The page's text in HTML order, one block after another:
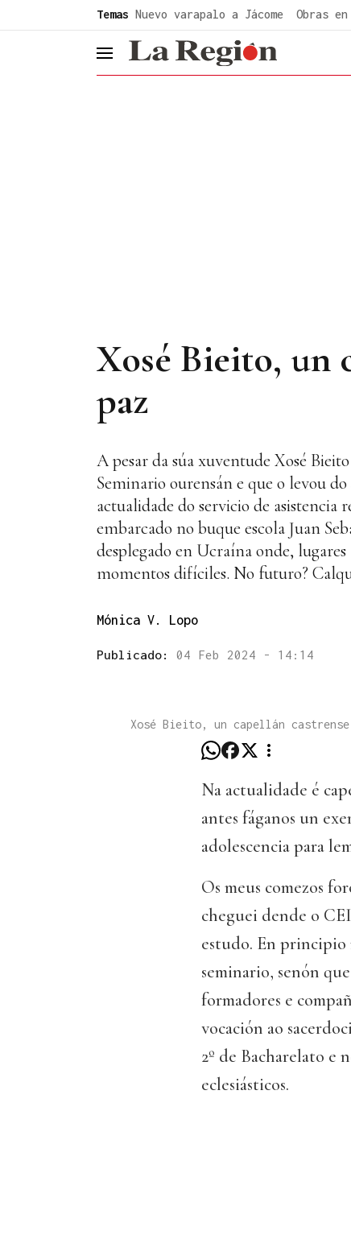
Temas Nuevo varapalo a Jácome Obras
header.menu.open
Xosé Bieito, un
paz
A pesar da súa xuventude Xosé
Seminario ourensán e que o levou
actualidade do servicio de asistencia
embarcado no buque escola Juan
desplegado en Ucraína onde,
momentos difíciles. No futuro?
Mónica V. Lopo
Publicado: 04 Feb 2024 - 14:14
Xosé Bieito, un capellán
Na actualidade é
antes fáganos un
adolescencia para
Os meus comezos
cheguei dende o
estudo. En principio
seminario, senón
formadores e
vocación ao
2º de Bacharelato e
eclesiásticos.